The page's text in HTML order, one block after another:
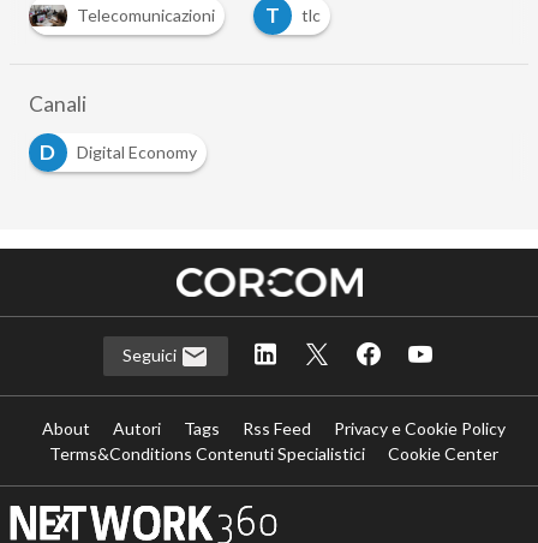
Telecomunicazioni T tlc
Canali
D
Digital Economy
Seguici
About Autori Tags Rss Feed
Privacy e Cookie Policy
Terms&Conditions Contenuti Specialistici
Cookie Center